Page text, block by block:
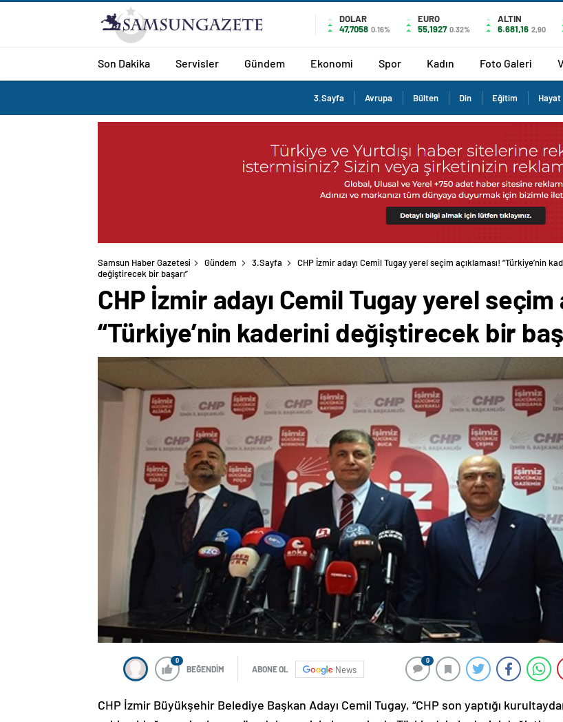
DOLAR
47,7058 0.16%
EURO
55,1927 0.32%
ALTIN
6.681,16 2,90
Son Dakika Servisler Gündem Ekonomi Spor Kadın Foto Galeri
3.Sayfa Avrupa Bülten Din Eğitim Hayat
Samsun Haber Gazetesi Gündem 3.Sayfa CHP İzmir adayı Cemil Tugay yerel seçim açıklaması! “Türkiye’nin
CHP İzmir adayı Cemil Tugay yerel seçim
“Türkiye’nin kaderini değiştirecek bir
News
sahip olduğu yeni ruh ve mücadele azmiyle bu seçimde Türkiye’nin kaderini